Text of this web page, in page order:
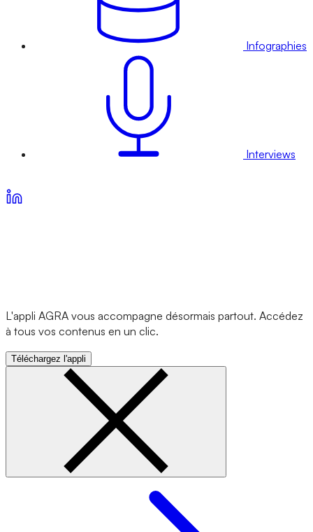
Infographies
Interviews
L'appli AGRA vous accompagne désormais partout. Accédez
à tous vos contenus en un clic.
Téléchargez l'appli